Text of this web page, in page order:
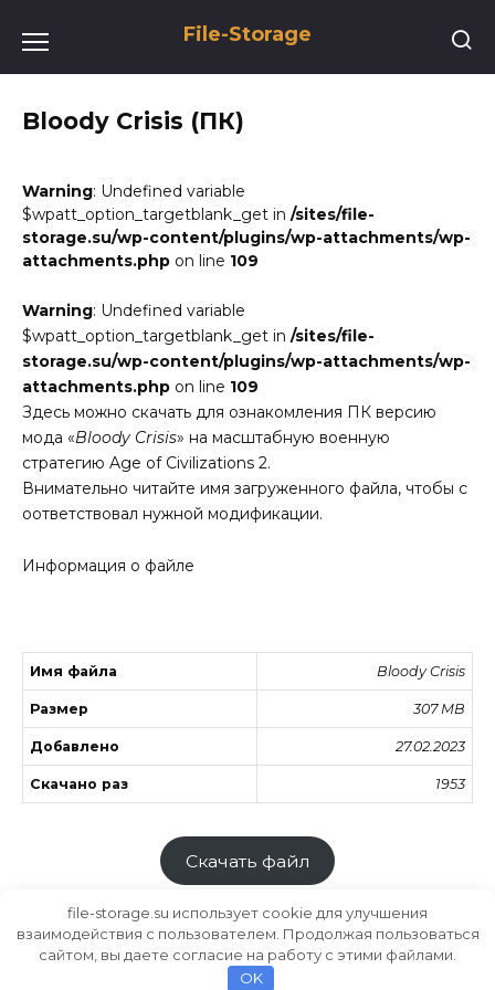
содержанию
File-Storage
Bloody Crisis (ПК)
Warning: Undefined variable
$wpatt_option_targetblank_get in /sites/file-
storage.su/wp-content/plugins/wp-attachments/wp-
attachments.php on line 109
Warning: Undefined variable
$wpatt_option_targetblank_get in /sites/file-
storage.su/wp-content/plugins/wp-attachments/wp-
attachments.php on line 109
Здесь можно скачать для ознакомления ПК версию
мода «Bloody Crisis» на масштабную военную
стратегию Age of Civilizations 2.
Внимательно читайте имя загруженного файла, чтобы с
оответствовал нужной модификации.
Информация о файле
Имя файла Bloody Crisis
Размер 307 MB
Добавлено 27.02.2023
Скачано раз 1953
Скачать файл
Хранилище файлов
file-storage.su использует cookie для улучшения
взаимодействия с пользователем. Продолжая пользоваться
сайтом, вы даете согласие на работу с этими файлами.
OK